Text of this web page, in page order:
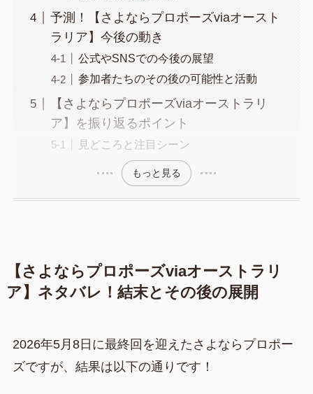
予測！【さよならプロポーズviaオースト
ラリア】今後の動き
公式やSNSでの今後の展望
参加者たちのその後の可能性と活動
【さよならプロポーズviaオーストラリ
ア】を振り返るポイント
見どころと注目シーン
もっと見る
【さよならプロポーズviaオーストラリ
ア】ネタバレ！結末とその後の展開
2026年5月8日に最終回を迎えたさよならプロポー
ズですが、結果は以下の通りです！